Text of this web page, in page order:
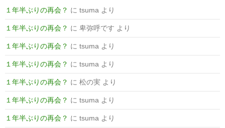
１年半ぶりの再会？ に tsuma より
１年半ぶりの再会？ に 卑弥呼です より
１年半ぶりの再会？ に tsuma より
１年半ぶりの再会？ に tsuma より
１年半ぶりの再会？ に 松の実 より
１年半ぶりの再会？ に tsuma より
１年半ぶりの再会？ に tsuma より